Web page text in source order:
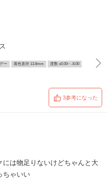
ー 着色直径 13.8mm 度数 ±0.00~ -8.00
3参考になった
は物足りないけどちゃんと大
ちゃいい